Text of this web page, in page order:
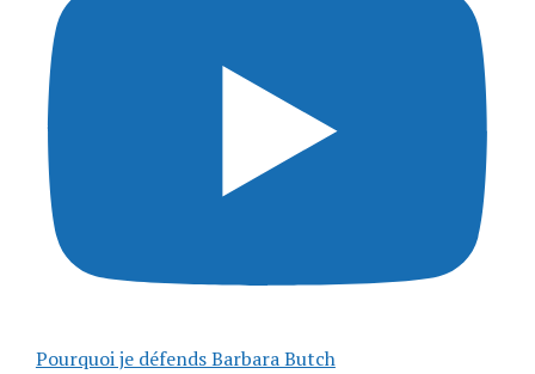
Pourquoi je défends Barbara Butch